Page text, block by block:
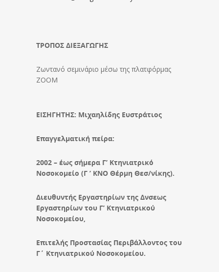
ΤΡΟΠΟΣ ΔΙΕΞΑΓΩΓΗΣ
Ζωντανό σεμινάριο μέσω της πλατφόρμας
ΖΟΟΜ
ΕΙΣΗΓΗΤΗΣ: Μιχαηλίδης Ευστράτιος
Επαγγελματική πείρα:
2002 – έως σήμερα Γ’ Κτηνιατρικό
Νοσοκομείο (Γ ’ ΚΝΟ Θέρμη Θεσ/νίκης).
Διευθυντής Εργαστηρίων της Δνσεως
Εργαστηρίων του Γ’ Κτηνιατρικού
Νοσοκομείου,
Επιτελής Προστασίας Περιβάλλοντος του
Γ΄ Κτηνιατρικού Νοσοκομείου.